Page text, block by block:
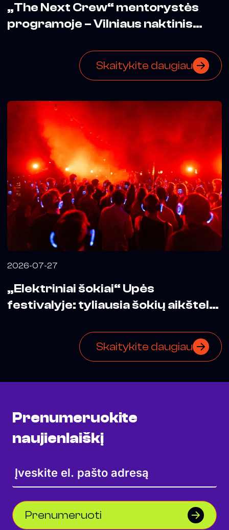
„The Next Crew“ mentorystės
programoje – Vilniaus naktinis
Skaitykite daugiau
2026-07-27
„Elektriniai šokiai“ Upės
festivalyje: tyliausia šokių aikštelė
Skaitykite daugiau
Prenumeruokite
naujienlaiškį
Prenumeruoti